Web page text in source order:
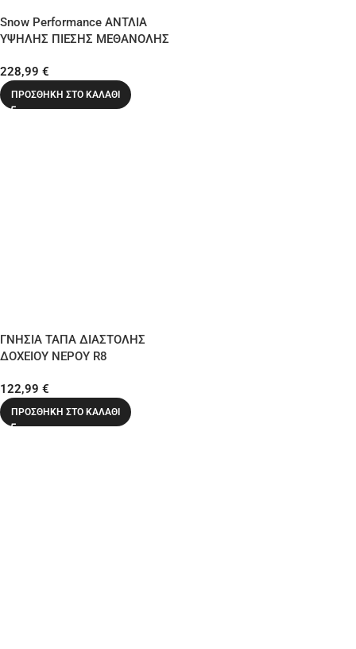
Snow Performance ΑΝΤΛΙΑ
ΥΨΗΛΗΣ ΠΙΕΣΗΣ ΜΕΘΑΝΟΛΗΣ
228,99 €
ΠΡΟΣΘΉΚΗ ΣΤΟ ΚΑΛΆΘΙ
ΓΝΗΣΙΑ ΤΑΠΑ ΔΙΑΣΤΟΛΗΣ
ΔΟΧΕΙΟΥ ΝΕΡΟΥ R8
122,99 €
ΠΡΟΣΘΉΚΗ ΣΤΟ ΚΑΛΆΘΙ